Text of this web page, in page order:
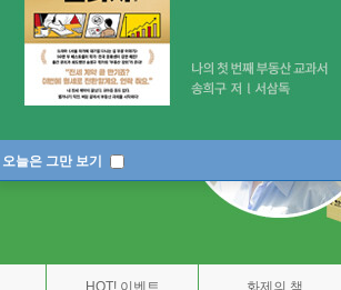
오늘은 그만 보기
HOT! 이벤트 화제의 책